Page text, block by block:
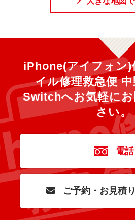
iPhone(アイフォン)
イル修理救急便
Switchへお気軽に
さい。
電話
ご予約・お見積